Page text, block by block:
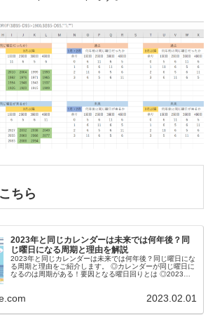
ちら
2023年と同じカレンダーは未来では何年後？同
じ曜日になる周期と理由を解説
2023年と同じカレンダーは未来では何年後？同じ曜日にな
る周期と理由をご紹介します。 ◎カレンダーが同じ曜日に
なるのは周期がある！要因となる曜日回りとは ◎2023年
2023.02.01